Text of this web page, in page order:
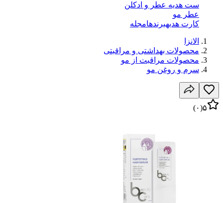
ست هدیه عطر و ادکلن
عطر مو
کارت هدیهبرندهامجله
الانزا
محصولات بهداشتی و مراقبتی
محصولات مراقبت از مو
سرم و روغن مو
۵(۰)